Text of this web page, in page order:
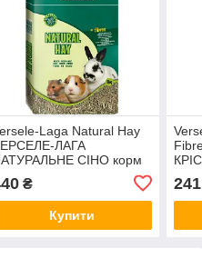
Laga Natural Hay
ЛАГА
СІНО корм
₴
Купити
для
241